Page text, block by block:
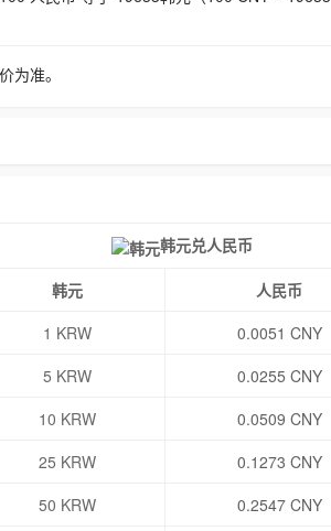
为准。
韩元兑人民币
韩元
人民币
1 KRW
0.0051 CNY
5 KRW
0.0255 CNY
10 KRW
0.0509 CNY
25 KRW
0.1273 CNY
50 KRW
0.2547 CNY